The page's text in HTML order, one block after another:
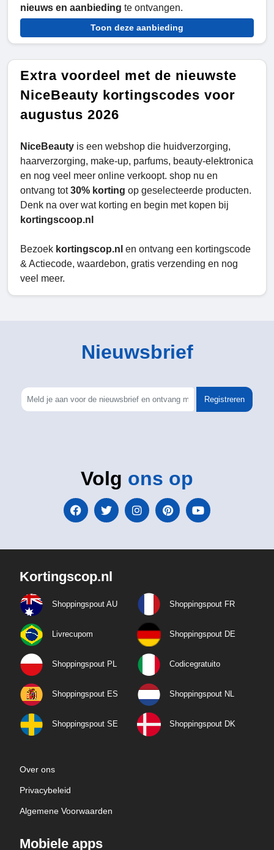
nieuws en aanbieding te ontvangen.
Toon deze aanbieding
Extra voordeel met de nieuwste
NiceBeauty kortingscodes voor
augustus 2026
NiceBeauty is een webshop die huidverzorging,
haarverzorging, make-up, parfums, beauty-elektronica
en nog veel meer online verkoopt. shop nu en
ontvang tot30% korting op geselecteerde producten.
Denk na over wat korting en begin met kopen bij
kortingscoop.nl
Bezoek kortingscop.nl en ontvang een kortingscode
& Actiecode, waardebon, gratis verzending en nog
veel meer.
Nieuwsbrief
Registreren
Volg ons op
Kortingscop.nl
Shoppingspout AU Shoppingspout FR
Livrecupom Shoppingspout DE
Shoppingspout PL Codicegratuito
Shoppingspout ES Shoppingspout NL
Shoppingspout SE Shoppingspout DK
Over ons
Privacybeleid
Algemene Voorwaarden
Mobiele apps